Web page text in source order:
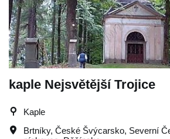
kaple Nejsvětější Trojice
Kaple
Brtníky, České Švýcarsko, Severní